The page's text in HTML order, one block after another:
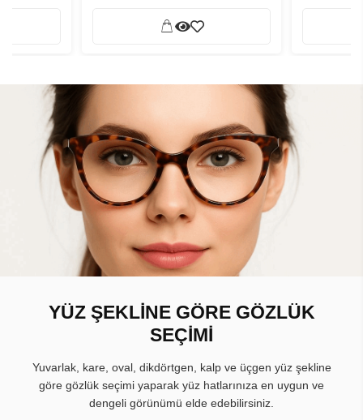
YÜZ ŞEKLİNE GÖRE GÖZLÜK
SEÇİMİ
Yuvarlak, kare, oval, dikdörtgen, kalp ve üçgen yüz şekline
göre gözlük seçimi yaparak yüz hatlarınıza en uygun ve
dengeli görünümü elde edebilirsiniz.